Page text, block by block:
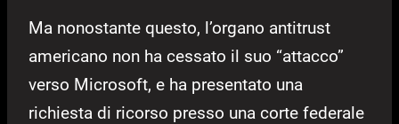
Ma nonostante questo, l’organo antitrust
americano non ha cessato il suo “attacco”
verso Microsoft, e ha presentato una
richiesta di ricorso presso una corte federale